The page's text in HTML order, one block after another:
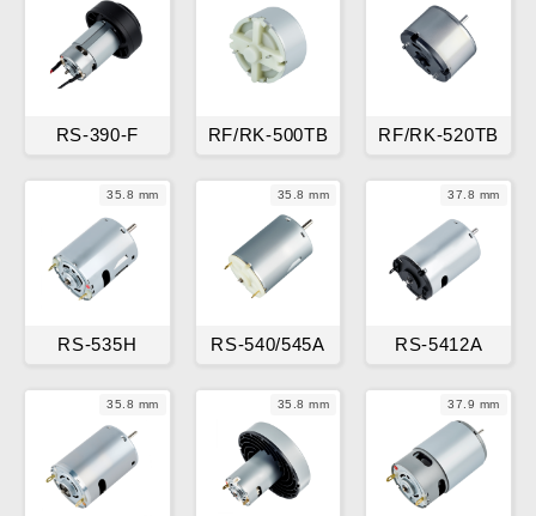
RS-390-F RF/RK-500TB RF/RK-520TB
35.8 mm
RS-535H
35.8 mm
RS-540/545A
37.8 mm
RS-5412A
35.8 mm 35.8 mm 37.9 mm